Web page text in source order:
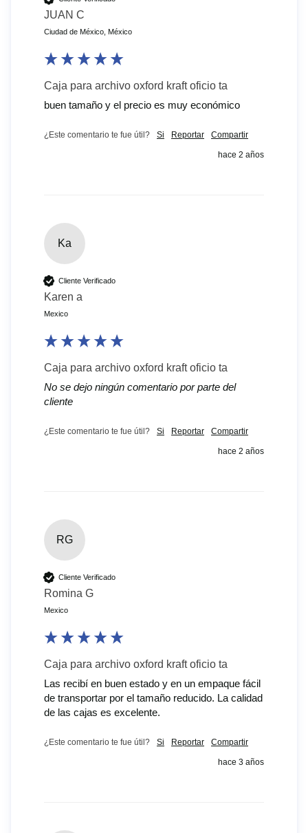
JUAN C
Ciudad de México, México
Caja para archivo oxford kraft oficio ta
buen tamaño y el precio es muy económico
¿Este comentario te fue útil? Si Reportar Compartir
hace 2 años
Ka
Cliente Verificado
Karen a
Mexico
Caja para archivo oxford kraft oficio ta
No se dejo ningún comentario por parte del
cliente
¿Este comentario te fue útil? Si Reportar Compartir
hace 2 años
RG
Cliente Verificado
Romina G
Mexico
Caja para archivo oxford kraft oficio ta
Las recibí en buen estado y en un empaque fácil
de transportar por el tamaño reducido. La calidad
de las cajas es excelente.
¿Este comentario te fue útil? Si Reportar Compartir
hace 3 años